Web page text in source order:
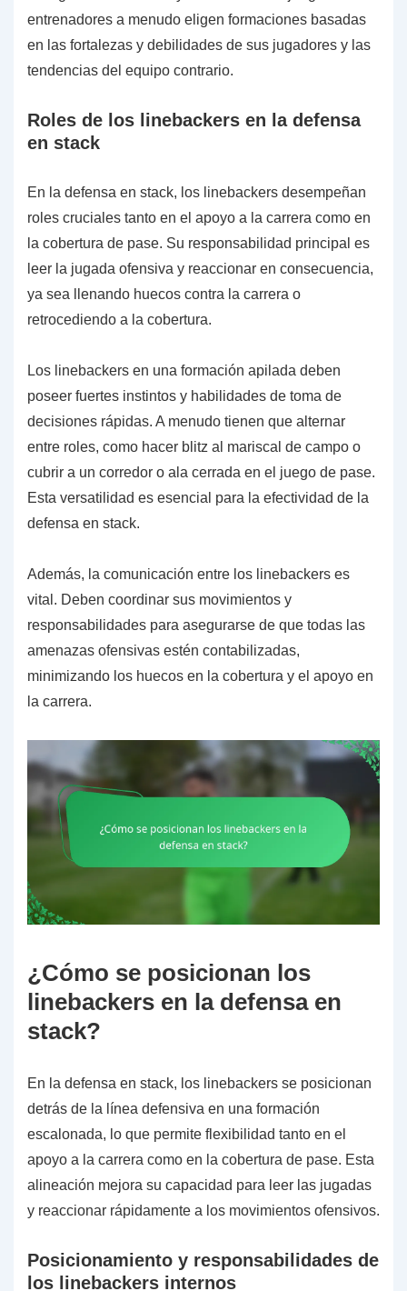
entrenadores a menudo eligen formaciones basadas
en las fortalezas y debilidades de sus jugadores y las
tendencias del equipo contrario.
Roles de los linebackers en la defensa
en stack
En la defensa en stack, los linebackers desempeñan
roles cruciales tanto en el apoyo a la carrera como en
la cobertura de pase. Su responsabilidad principal es
leer la jugada ofensiva y reaccionar en consecuencia,
ya sea llenando huecos contra la carrera o
retrocediendo a la cobertura.
Los linebackers en una formación apilada deben
poseer fuertes instintos y habilidades de toma de
decisiones rápidas. A menudo tienen que alternar
entre roles, como hacer blitz al mariscal de campo o
cubrir a un corredor o ala cerrada en el juego de pase.
Esta versatilidad es esencial para la efectividad de la
defensa en stack.
Además, la comunicación entre los linebackers es
vital. Deben coordinar sus movimientos y
responsabilidades para asegurarse de que todas las
amenazas ofensivas estén contabilizadas,
minimizando los huecos en la cobertura y el apoyo en
la carrera.
¿Cómo se posicionan los
linebackers en la defensa en
stack?
En la defensa en stack, los linebackers se posicionan
detrás de la línea defensiva en una formación
escalonada, lo que permite flexibilidad tanto en el
apoyo a la carrera como en la cobertura de pase. Esta
alineación mejora su capacidad para leer las jugadas
y reaccionar rápidamente a los movimientos ofensivos.
Posicionamiento y responsabilidades de
los linebackers internos